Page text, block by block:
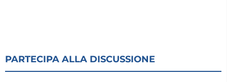
PARTECIPA ALLA DISCUSSIONE